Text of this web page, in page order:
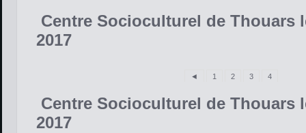
Centre Socioculturel de Thouars
2017
◄ 1 2 3 4
Centre Socioculturel de Thouars
2017